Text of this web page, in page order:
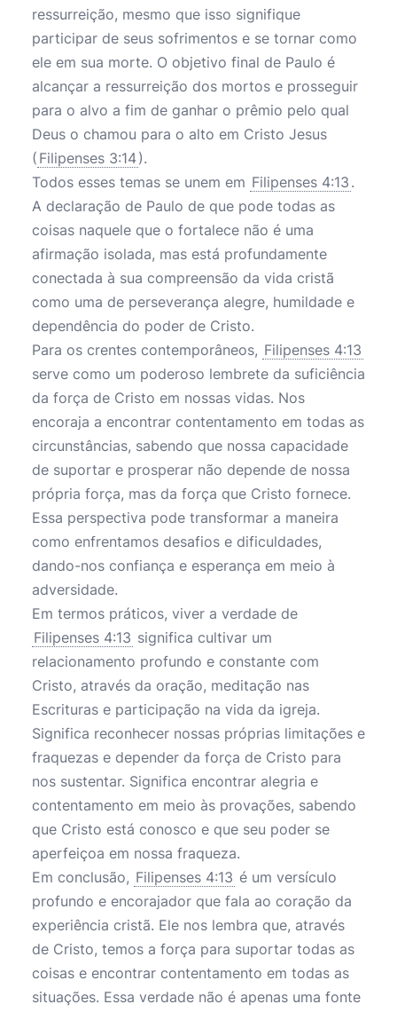
ressurreição, mesmo que isso signifique
participar de seus sofrimentos e se tornar como
ele em sua morte. O objetivo final de Paulo é
alcançar a ressurreição dos mortos e prosseguir
para o alvo a fim de ganhar o prêmio pelo qual
Deus o chamou para o alto em Cristo Jesus
( Filipenses 3:14).
Todos esses temas se unem em Filipenses 4:13 .
A declaração de Paulo de que pode todas as
coisas naquele que o fortalece não é uma
afirmação isolada, mas está profundamente
conectada à sua compreensão da vida cristã
como uma de perseverança alegre, humildade e
dependência do poder de Cristo.
Para os crentes contemporâneos, Filipenses 4:13
serve como um poderoso lembrete da suficiência
da força de Cristo em nossas vidas. Nos
encoraja a encontrar contentamento em todas as
circunstâncias, sabendo que nossa capacidade
de suportar e prosperar não depende de nossa
própria força, mas da força que Cristo fornece.
Essa perspectiva pode transformar a maneira
como enfrentamos desafios e dificuldades,
dando-nos confiança e esperança em meio à
adversidade.
Em termos práticos, viver a verdade de
Filipenses 4:13 significa cultivar um
relacionamento profundo e constante com
Cristo, através da oração, meditação nas
Escrituras e participação na vida da igreja.
Significa reconhecer nossas próprias limitações e
fraquezas e depender da força de Cristo para
nos sustentar. Significa encontrar alegria e
contentamento em meio às provações, sabendo
que Cristo está conosco e que seu poder se
aperfeiçoa em nossa fraqueza.
Em conclusão, Filipenses 4:13 é um versículo
profundo e encorajador que fala ao coração da
experiência cristã. Ele nos lembra que, através
de Cristo, temos a força para suportar todas as
coisas e encontrar contentamento em todas as
situações. Essa verdade não é apenas uma fonte